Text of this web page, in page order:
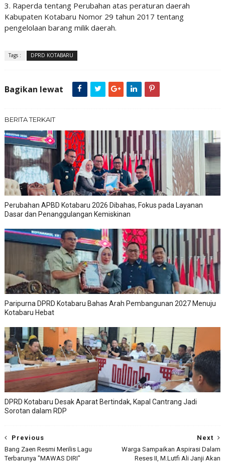
3. Raperda tentang Perubahan atas peraturan daerah
Kabupaten Kotabaru Nomor 29 tahun 2017 tentang
pengelolaan barang milik daerah.
Tags : DPRD KOTABARU
Bagikan lewat
BERITA TERKAIT
Perubahan APBD Kotabaru 2026 Dibahas, Fokus pada Layanan
Dasar dan Penanggulangan Kemiskinan
Paripurna DPRD Kotabaru Bahas Arah Pembangunan 2027 Menuju
Kotabaru Hebat
DPRD Kotabaru Desak Aparat Bertindak, Kapal Cantrang Jadi
Sorotan dalam RDP
Next
Warga Sampaikan Aspirasi Dalam
Reses II, M.Lutfi Ali Janji Akan
Previous
Bang Zaen Resmi Merilis Lagu
Terbarunya "MAWAS DIRI"